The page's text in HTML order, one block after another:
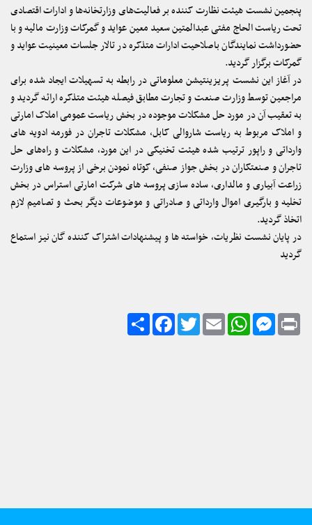
پنجمین نشست هیئت نظارت کننده بر فعالیت‌های وزارتخانه‌ها و ادارات اقتصادی
تحت ریاست الحاج مفتی عبدالمتین سعید معین عواید و گمرکات وزارت مالیه و با
حضورداشت نمایندگان باصلاحیت ادارات متذکره در تالار جلسات معینیت عواید و
گمرکات برگزار گردید.
در آغاز این نشست پریزینتیشن معلوماتی در رابطه به تسهیلات ایجاد شده برای
مراجعین توسط وزارت صنعت و تجارت مطابق فیصله هیئت متذکره ارائه گردید و
به تعقیب آن در مورد حل مشکلات موجوده در بخش ریاست عمومی املاک امارتی
و املاک مربوط به ریاست شاروالی کابل، مشکلات تاجران در فورمه ادویه های
وارداتی و راپور ترتیب شده هیئت تخنیکی در این مورد، مشکلات و راه‌های حل
تاجران و صنعتکاران در بخش جواز صنفی، کوتاه نمودن برخی از پروسه های وزارت
زراعت آبیاری و مالداری، ساده سازی پروسه های شرکت امارتی استراس در بخش
تخلیه و بارگیری اموال وارداتی و صادراتی و موضوعات دیگر بحث و تصامیم لازم
اتخاذ گردید.
در پایان نشست نظریات، خواسته ها و پیشنهادات اشتراک کننده گان نیز استماع
گردید